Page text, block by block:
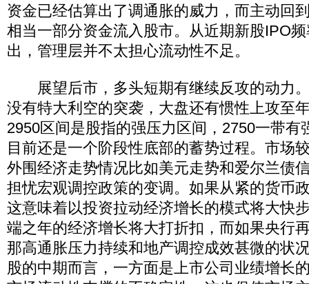
资金已经估算出了调通胀的威力，而主动回
相当一部分资金流入股市。从近期新股IPO
出，管理层并不太担心流动性不足。
展望后市，多头短期有继续反攻的动力
没有特大利空的突袭，大盘还有惯性上攻至
2950区间是股指的强压力区间，2750一带有
目前还是一个阶段性底部的蓄势过程。市场
外围经济走势情况比如美元走势和爱尔兰债
担忧宏观调控政策的变调。如果从紧的货币
这意味着以投资拉动经济增长的模式将大快
端之年的经济增长将大打折扣，而如果央行
那高通胀压力持续和地产调控成效甚微的状
股的中期而言，一方面是上市公司业绩增长